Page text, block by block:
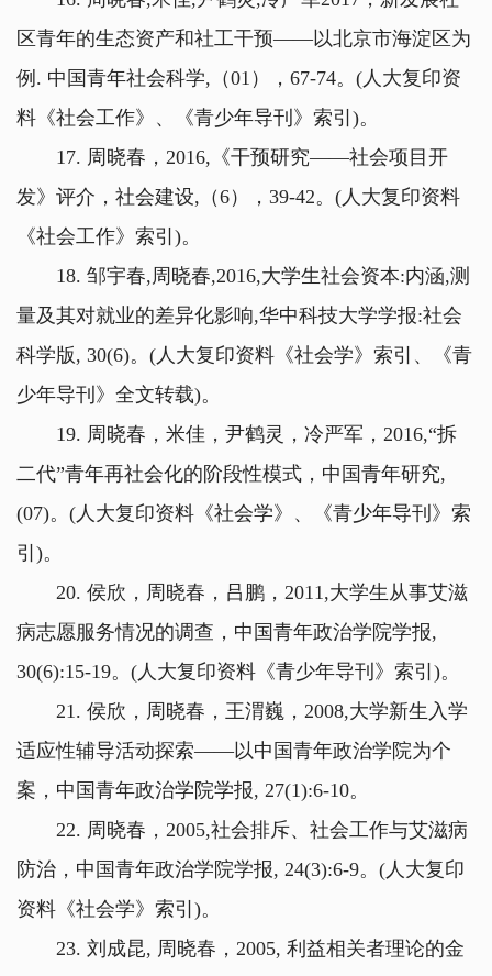
区青年的生态资产和社工干预——以北京市海淀区为
例. 中国青年社会科学,（01），67-74。(人大复印资
料《社会工作》、《青少年导刊》索引)。
17. 周晓春，2016,《干预研究——社会项目开
发》评介，社会建设,（6），39-42。(人大复印资料
《社会工作》索引)。
18. 邹宇春,周晓春,2016,大学生社会资本:内涵,测
量及其对就业的差异化影响,华中科技大学学报:社会
科学版, 30(6)。(人大复印资料《社会学》索引、《青
少年导刊》全文转载)。
19. 周晓春，米佳，尹鹤灵，冷严军，2016,“拆
二代”青年再社会化的阶段性模式，中国青年研究,
(07)。(人大复印资料《社会学》、《青少年导刊》索
引)。
20. 侯欣，周晓春，吕鹏，2011,大学生从事艾滋
病志愿服务情况的调查，中国青年政治学院学报,
30(6):15-19。(人大复印资料《青少年导刊》索引)。
21. 侯欣，周晓春，王渭巍，2008,大学新生入学
适应性辅导活动探索——以中国青年政治学院为个
案，中国青年政治学院学报, 27(1):6-10。
22. 周晓春，2005,社会排斥、社会工作与艾滋病
防治，中国青年政治学院学报, 24(3):6-9。(人大复印
资料《社会学》索引)。
23. 刘成昆, 周晓春，2005, 利益相关者理论的金